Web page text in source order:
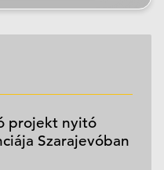
projekt nyitó
Szarajevóban